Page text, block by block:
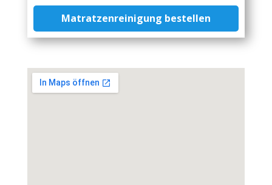
Matratzenreinigung bestellen